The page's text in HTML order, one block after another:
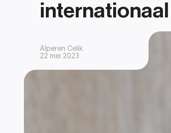
Alperen Celik
22 mei 2023